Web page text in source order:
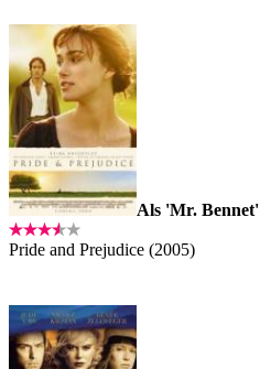
Als 'Mr. Bennet'
Pride and Prejudice (2005)